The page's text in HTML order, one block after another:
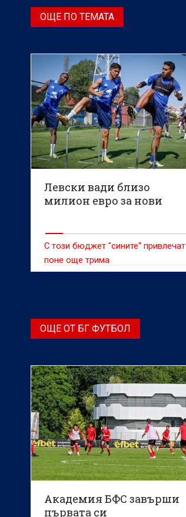
ОЩЕ ПО ТЕМАТА
Левски вади близо
милион евро за нови
С този бюджет "сините" привлечат
поне още трима
ОЩЕ ОТ БГ ФУТБОЛ
Академия БФС завърши
първата си